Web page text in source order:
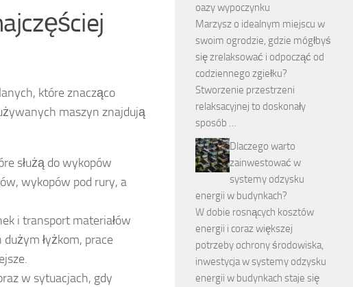
które znacząco
maszyn znajdują
służą do wykopów
wykopów pod rury, a
i transport materiałów
łyżkom, prace
w sytuacjach, gdy
oazy wypoczynku
Marzysz o idealnym miejscu w
swoim ogrodzie, gdzie mógłbyś
się zrelaksować i odpocząć od
codziennego zgiełku?
Stworzenie przestrzeni
relaksacyjnej to doskonały
sposób …
Dlaczego warto
zainwestować w
systemy odzysku
energii w budynkach?
W dobie rosnących kosztów
energii i coraz większej
potrzeby ochrony środowiska,
inwestycja w systemy odzysku
energii w budynkach staje się